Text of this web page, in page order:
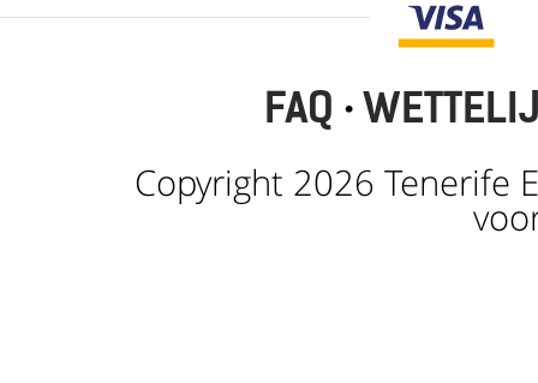
FAQ ·
Copyright 2026 Tenerife